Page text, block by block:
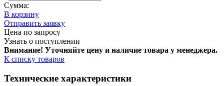
Сумма:
В корзину
Отправить заявку
Цена по запросу
Узнать о поступлении
Внимание! Уточняйте цену и наличие товара у менеджера.
К списку товаров
Технические характеристики